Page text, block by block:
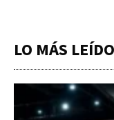
LO MÁS LEÍDO